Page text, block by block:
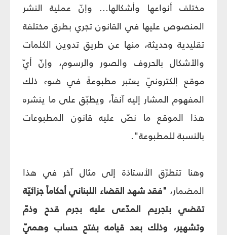
مختلف أنواعها وأشكالها... وإنّ عملية النشر
المنصوص عليها في القانون تجري بطرق مختلفة
تقليدية وحديثة، منها عن طريق تدوين الكلمات
والأشكال بالحروف والصور والرسوم، وإنّ أيّ
موقع إلكترونيّ يعتبر مطبوعةً في ضوء ذلك
المفهوم المشار إليه آنفاً، ويطبّق على ما ينشره
هذا الموقع ما نصّ عليه قانون المطبوعات
بالنسبة للمطبوعة".
وهنا تتطرّق الأستاذة إلى مثال آخر في هذا
المضمار، "فقد شهد القضاء اللبناني أحكاماً جزائيّة
تقضي بتجريم المدّعى عليه بجرم قدح وذمّ
وتشهير، وذلك بعد قيامه بفتح حساب وهميّ